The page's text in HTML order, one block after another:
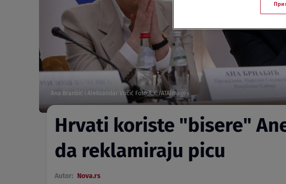
Ana Branbić i Aleksandar Vučić Foto:A.K./ATAImages
Hrvati koriste "bisere"
da reklamiraju picu
Autor: Nova.rs